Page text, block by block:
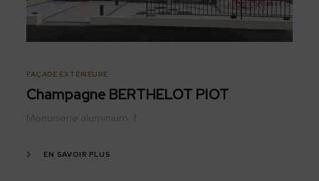
FAÇADE EXTÉRIEURE
Champagne BERTHELOT PIOT
Menuiserie aluminium, f
EN SAVOIR PLUS